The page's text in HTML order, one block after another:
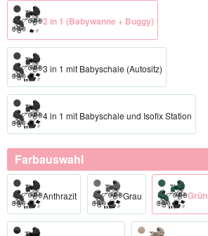
2 in 1 (Babywanne + Buggy)
3 in 1 mit Babyschale (Autositz)
4 in 1 mit Babyschale und Isofix Station
Farbauswahl
Anthrazit Grau Grün